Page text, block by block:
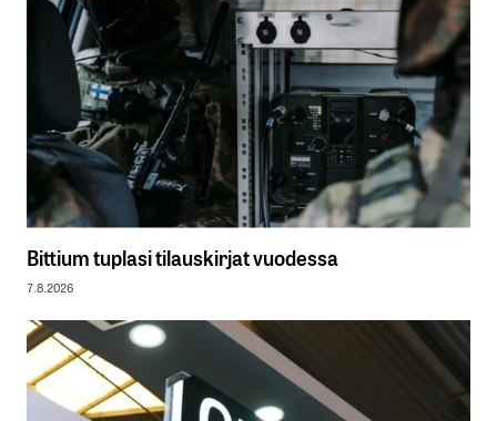
Bittium tuplasi tilauskirjat vuodessa
7.8.2026